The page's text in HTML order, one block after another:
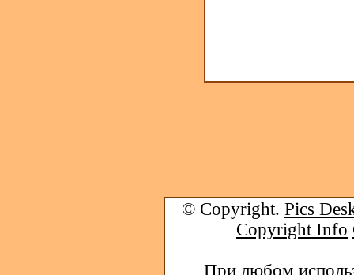
© Copyright. Pics
Copyright Info
При любом